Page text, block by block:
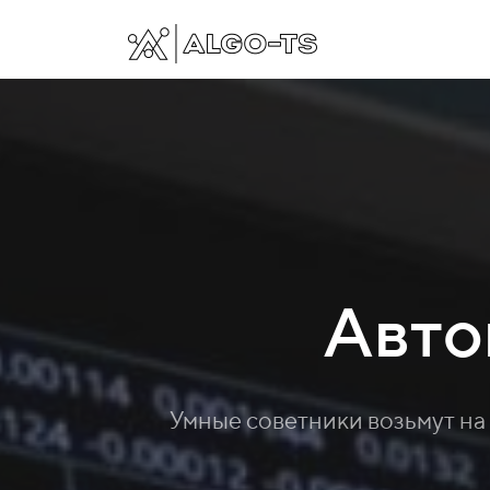
Умные советники возьмут